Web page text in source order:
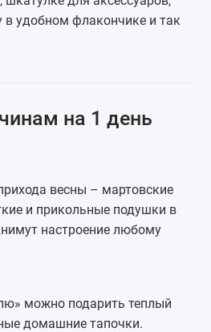
удобном флакончике и так
на 1 день
весны – мартовские
и прикольные подушки в
настроение любому
можно подарить теплый
домашние тапочки.